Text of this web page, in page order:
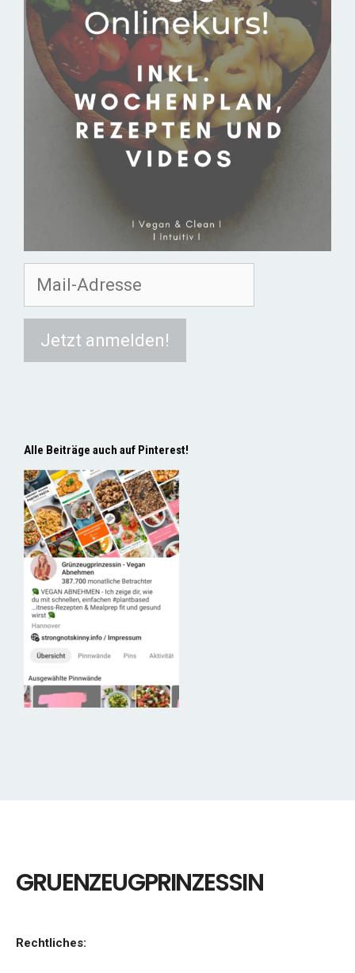
Alle Beiträge auch auf Pinterest!
GRUENZEUGPRINZESSIN
Rechtliches: